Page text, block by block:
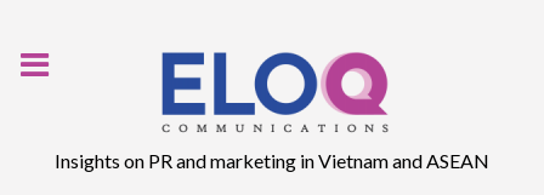
Insights on PR and marketing in Vietnam and ASEAN